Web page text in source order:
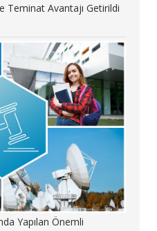
Teminat Avantajı Getirildi
Yapılan Önemli